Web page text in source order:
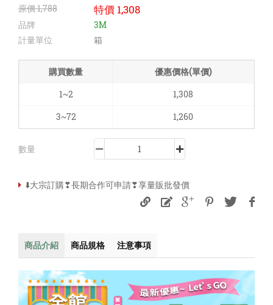
原價1,788 特價 1,308
品牌
3M
計量單位
箱
購買數量
優惠價格(單價)
1~2
1,308
3~72
1,260
數量
⬇️大宗訂購❣長期合作可申請❣享量販批發價
商品介紹 商品規格 注意事項